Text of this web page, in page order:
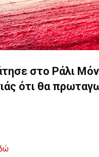
στο Ράλι
ότι θα